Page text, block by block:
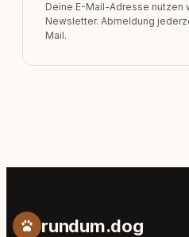
Deine E-Mail-Adresse nutzen
Newsletter. Abmeldung
Mail.
rundum.dog